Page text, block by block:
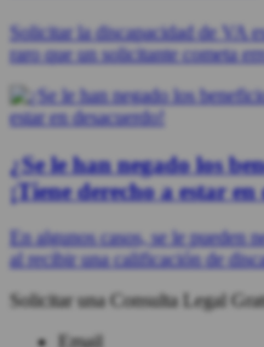
Solicitar la discapacidad de VA
raro que un solicitante cometa
¿Se le han negado los
¡Tiene derecho a estar en
En algunos casos, se le pueden
al recibir una calificación de
Solicitar una Consulta Legal
Email